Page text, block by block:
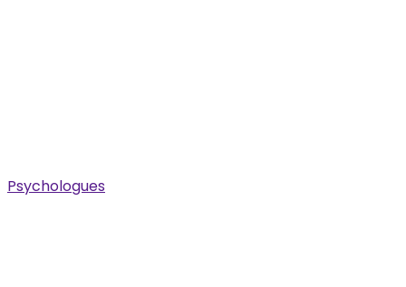
Psychologues